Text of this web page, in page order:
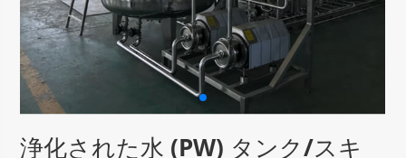
浄化された水 (PW) タンク/スキ